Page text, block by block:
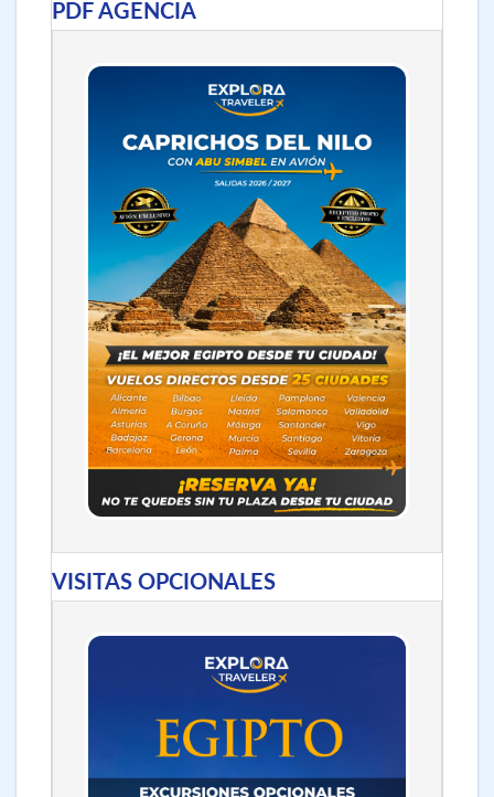
PDF AGENCIA
VISITAS OPCIONALES